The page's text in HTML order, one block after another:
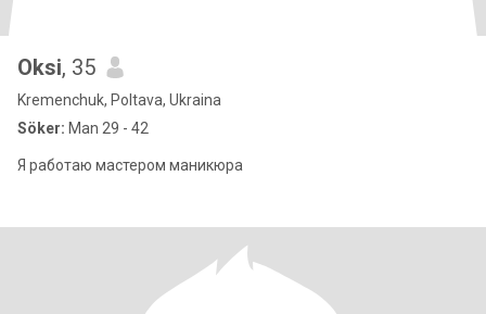
Oksi, 35
Kremenchuk, Poltava, Ukraina
Söker: Man 29 - 42
Я работаю мастером маникюра